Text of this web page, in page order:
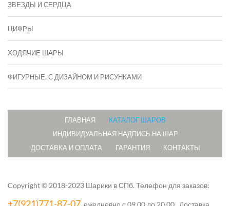
ЗВЕЗДЫ И СЕРДЦА
ЦИФРЫ
ХОДЯЧИЕ ШАРЫ
ФИГУРНЫЕ, С ДИЗАЙНОМ И РИСУНКАМИ
ГЛАВНАЯ
КАТАЛОГ ШАРОВ
ИНДИВИДУАЛЬНАЯ НАДПИСЬ НА ШАР
ДОСТАВКА И ОПЛАТА
ГАРАНТИЯ КОНТАКТЫ
Copyright © 2018-2023 Шарики в СПб.Телефон для заказов:
+7(921)771-87-07